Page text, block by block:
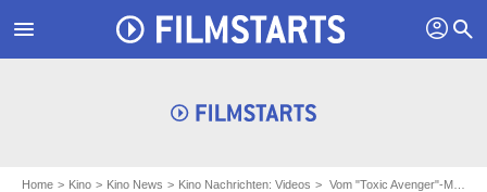
menu profil search
Home Kino Kino News Kino Nachrichten: Videos Vom "Toxic Avenger"-Macher: Trailer zu "Idiots" mit "Game Of Thrones"-, "Star Wars"- & "Die Unfassbaren"-Stars